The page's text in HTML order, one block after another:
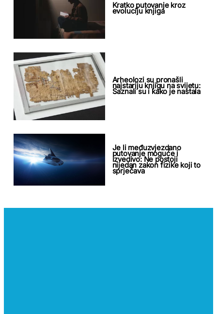
Kratko putovanje kroz
evoluciju knjiga
Arheolozi su pronašli
najstariju knjigu na svijetu:
Saznali su i kako je nastala
Je li međuzvjezdano
putovanje moguće i
izvedivo: Ne postoji
nijedan zakon fizike koji to
sprječava